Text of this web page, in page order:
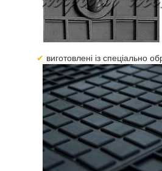
виготовлені із спеціально